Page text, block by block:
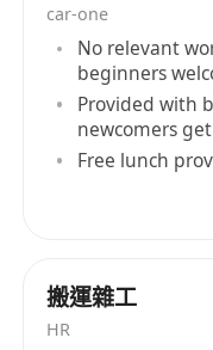
且安全
表現優異者有
職位
location：Hysan
car-one
No relevant
beginners
Provided with
newcomers
Free lunch
搬運雜工
HR